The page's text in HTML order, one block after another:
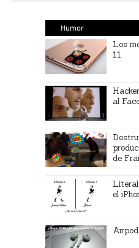
Humor
Los
11
al
de
el